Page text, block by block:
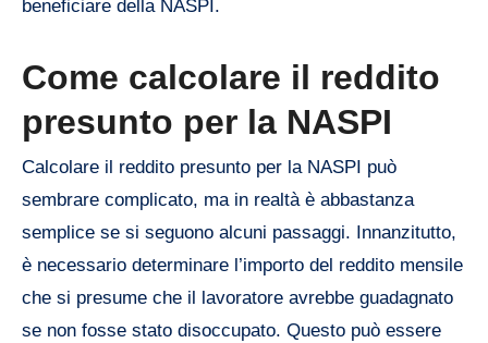
beneficiare della NASPI.
Come calcolare il reddito
presunto per la NASPI
Calcolare il reddito presunto per la NASPI può
sembrare complicato, ma in realtà è abbastanza
semplice se si seguono alcuni passaggi. Innanzitutto,
è necessario determinare l’importo del reddito mensile
che si presume che il lavoratore avrebbe guadagnato
se non fosse stato disoccupato. Questo può essere